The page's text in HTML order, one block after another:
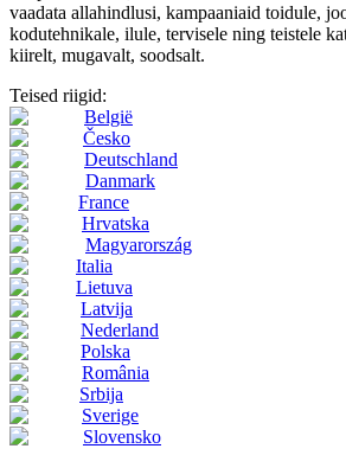
vaadata allahindlusi, kampaaniaid toidule,
kodutehnikale, ilule, tervisele ning teistele
kiirelt, mugavalt, soodsalt.
Teised riigid:
België
Česko
Deutschland
Danmark
France
Hrvatska
Magyarország
Italia
Lietuva
Latvija
Nederland
Polska
România
Srbija
Sverige
Slovensko